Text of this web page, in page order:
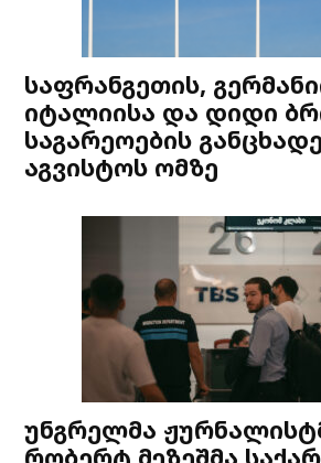
საფრანგეთის,
იტალიისა და დიდი
საგარეოების
აგვისტოს ომზე
უნგრელმა